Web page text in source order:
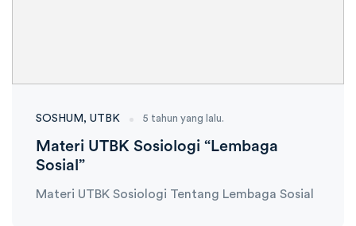
SOSHUM UTBK 5 tahun yang lalu.
Materi UTBK Sosiologi “Lembaga
Sosial”
Materi UTBK Sosiologi Tentang Lembaga Sosial